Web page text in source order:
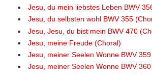
Jesu, du mein liebstes Leben BWV
Jesu, du selbsten wohl BWV 355
Jesu, Jesu, du bist mein BWV 470
Jesu, meine Freude (Choral)
Jesu, meiner Seelen Wonne BWV
Jesu, meiner Seelen Wonne BWV